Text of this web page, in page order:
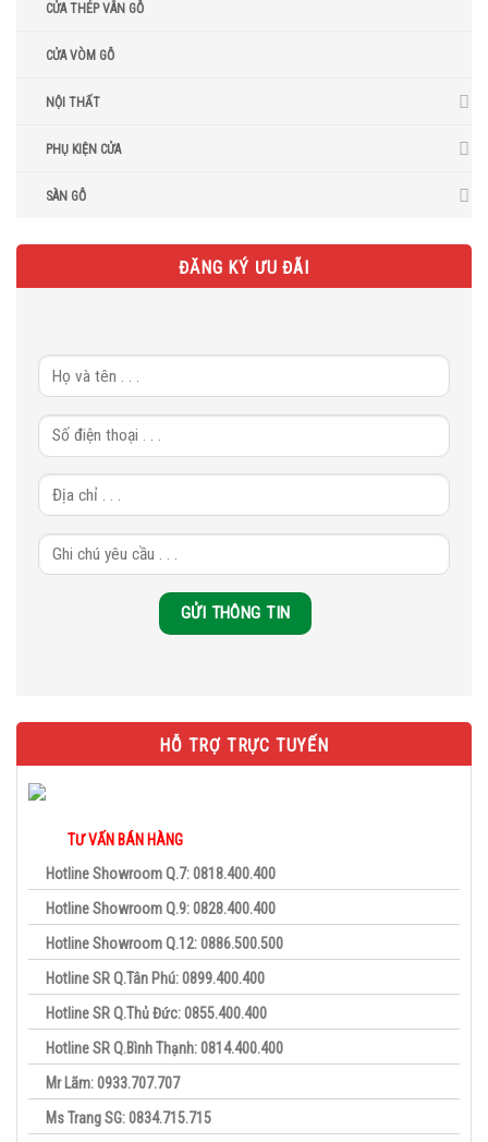
CỬA THÉP VÂN GỖ
CỬA VÒM GỖ
NỘI THẤT
PHỤ KIỆN CỬA
SÀN GỖ
ĐĂNG KÝ ƯU ĐÃI
HỖ TRỢ TRỰC TUYẾN
TƯ VẤN BÁN HÀNG
Hotline Showroom Q.7: 0818.400.400
Hotline Showroom Q.9: 0828.400.400
Hotline Showroom Q.12: 0886.500.500
Hotline SR Q.Tân Phú: 0899.400.400
Hotline SR Q.Thủ Đức: 0855.400.400
Hotline SR Q.Bình Thạnh: 0814.400.400
Mr Lãm: 0933.707.707
Ms Trang SG: 0834.715.715